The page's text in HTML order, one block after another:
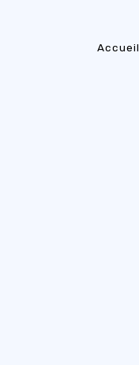
Accueil